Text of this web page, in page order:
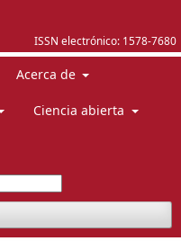
ISSN electrónico: 1578-7680
Acerca de
Ciencia abierta